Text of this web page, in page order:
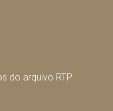
do arquivo RTP